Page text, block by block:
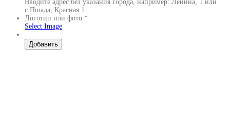
Вводите адрес без указания города, например: Ленина, 1 или
с.Пшада, Красная 1
Логотип или фото *
Select Image